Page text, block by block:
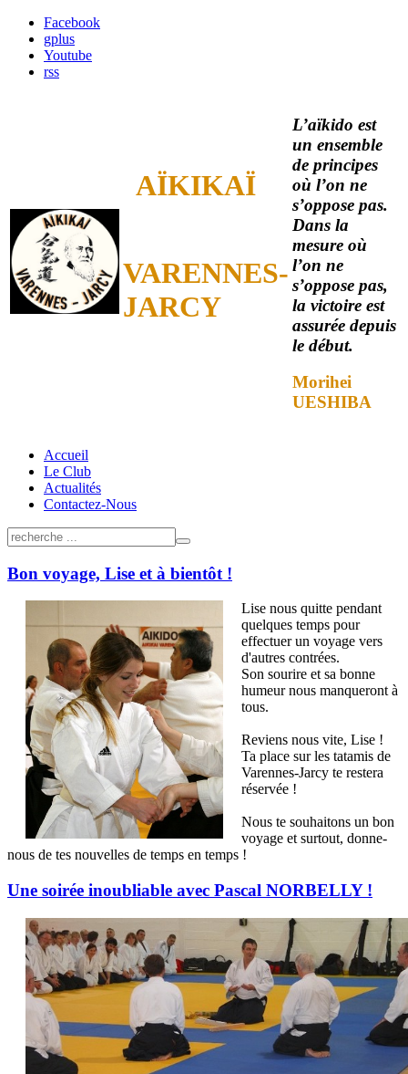
Facebook
gplus
Youtube
rss
AÏKIKAÏ
VARENNES-
JARCY
L’aïkido est
un ensemble
de principes
où l’on ne
s’oppose pas.
Dans la
mesure où
l’on ne
s’oppose pas,
la victoire est
assurée depuis
le début.
Morihei
UESHIBA
Accueil
Le Club
Actualités
Contactez-Nous
Bon voyage, Lise et à bientôt !
Lise nous quitte pendant
quelques temps pour
effectuer un voyage vers
d'autres contrées.
Son sourire et sa bonne
humeur nous manqueront à
tous.
Reviens nous vite, Lise !
Ta place sur les tatamis de
Varennes-Jarcy te restera
réservée !
Nous te souhaitons un bon
voyage et surtout, donne-
nous de tes nouvelles de temps en temps !
Une soirée inoubliable avec Pascal NORBELLY !